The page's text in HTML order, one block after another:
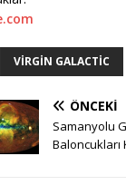
VIRGIN GALACTIC
ÖNCEKI
Samanyolu
Baloncukları